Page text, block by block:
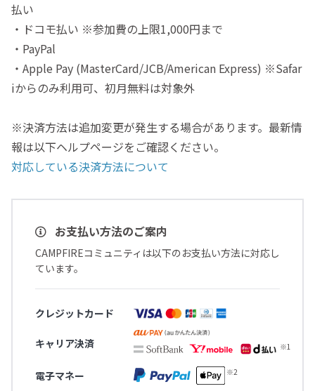
払い
・ドコモ払い ※参加費の上限1,000円まで
・PayPal
・Apple Pay (MasterCard/JCB/American Express) ※Safar
iからのみ利用可、初月無料は対象外
※決済方法は追加変更が発生する場合があります。最新情
報は以下ヘルプページをご確認ください。
対応している決済方法について
お支払い方法のご案内
CAMPFIREコミュニティは以下のお支払い方法に対応し
ています。
クレジットカード
キャリア決済
電子マネー